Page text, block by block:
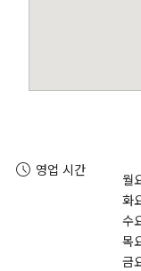
영업 시간
월
화
수
목
금